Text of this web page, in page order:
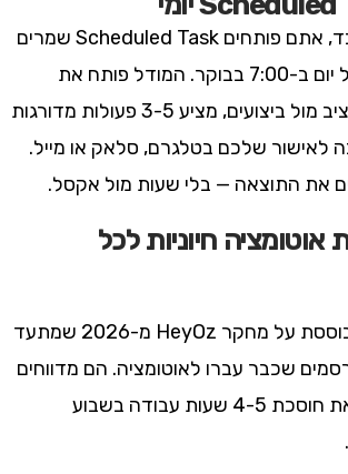
אחרי שהסקיל עובד, אתם פותחים Scheduled Task שמרים
את אותו תהליך כל יום ב-7:00 בבוקר. המודל פותח את
החשבון, בודק תקציב מול ביצועים, מציע 3-5 פעולות מדורגות
לאישור שלכם בטלגרם, סלאק או מייל.
את התוצאה — בלי שעות מול אקסל.
אוטומציה חיוניות לכל
הרשימה הזאת מבוססת על מחקר HeyOz מ-2026 שמתעד
שכבר עברו לאוטומציה. הם מדווחים
שהקומבינציה הזאת חוסכת 4-5 שעות עבודה בשבוע